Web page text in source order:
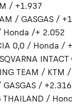
/ +1.937
/ GASGAS /
Honda /+ 2.052
0,0 / Honda /
TEAM / KTM
GASGAS / +2.316
THAILAND /